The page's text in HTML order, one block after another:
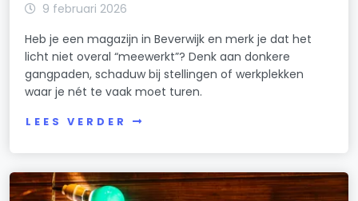
9 februari 2026
Heb je een magazijn in Beverwijk en merk je dat het
licht niet overal “meewerkt”? Denk aan donkere
gangpaden, schaduw bij stellingen of werkplekken
waar je nét te vaak moet turen.
LEES VERDER